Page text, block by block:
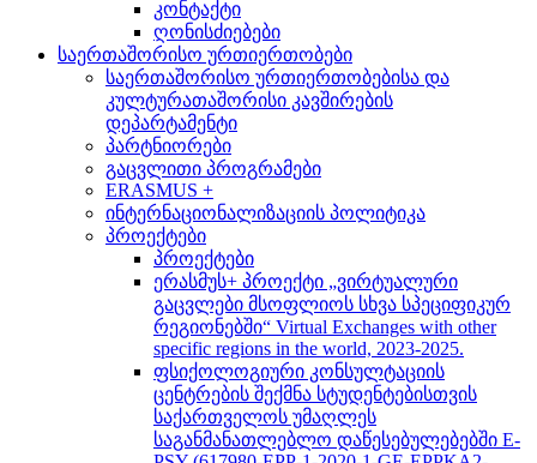
კონტაქტი
ღონისძიებები
საერთაშორისო ურთიერთობები
საერთაშორისო ურთიერთობებისა და
კულტურათაშორისი კავშირების
დეპარტამენტი
პარტნიორები
გაცვლითი პროგრამები
ERASMUS +
ინტერნაციონალიზაციის პოლიტიკა
პროექტები
პროექტები
ერასმუს+ პროექტი „ვირტუალური
გაცვლები მსოფლიოს სხვა სპეციფიკურ
რეგიონებში“ Virtual Exchanges with other
specific regions in the world, 2023-2025.
ფსიქოლოგიური კონსულტაციის
ცენტრების შექმნა სტუდენტებისთვის
საქართველოს უმაღლეს
საგანმანათლებლო დაწესებულებებში E-